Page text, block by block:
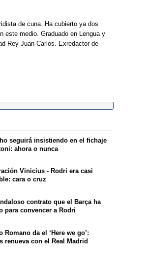
de cuna. Ha cubierto ya dos
este medio. Graduado en Lengua y
Rey Juan Carlos. Exredactor de
seguirá insistiendo en el fichaje
ahora o nunca
Vinicius - Rodri era casi
cara o cruz
contrato que el Barça ha
para convencer a Rodri
Romano da el ‘Here we go’:
renueva con el Real Madrid